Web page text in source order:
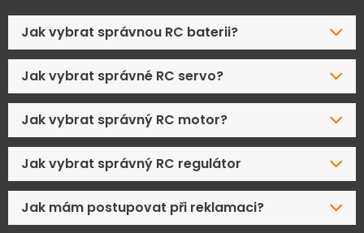
Jak vybrat správnou RC baterii?
Jak vybrat správné RC servo?
Jak vybrat správný RC motor?
Jak vybrat správný RC regulátor
Jak mám postupovat při reklamaci?